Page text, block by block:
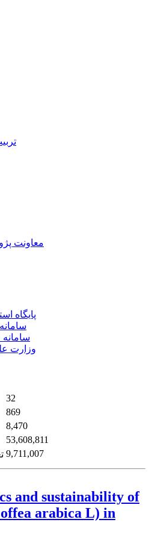
معاونت
پایگاه
وزارت
32
869
8,470
53,608,811
9,711,007
and sustainability of
arabica L) in